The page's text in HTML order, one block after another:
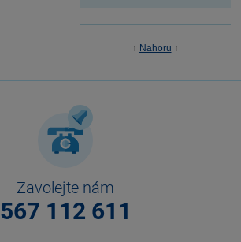
↑ Nahoru ↑
Zavolejte nám
567 112 611